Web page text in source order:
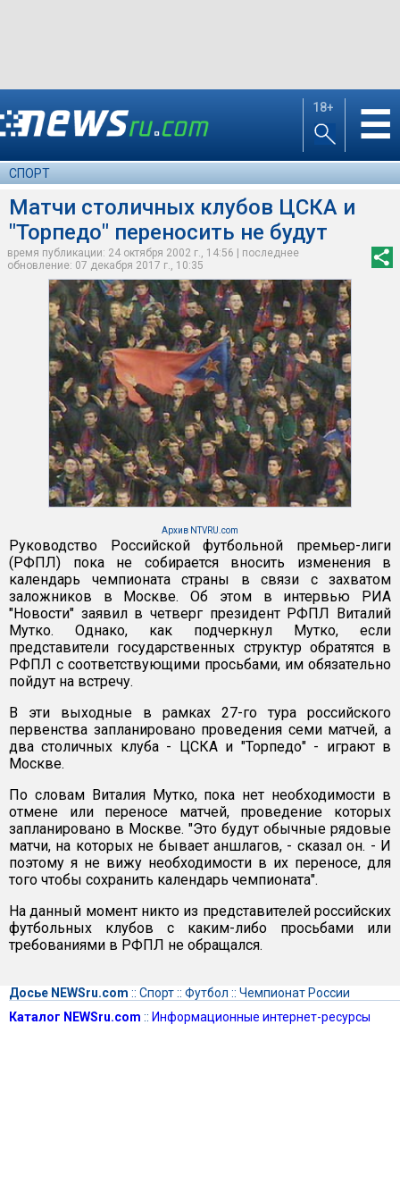
18+ ☰
СПОРТ
Матчи столичных клубов ЦСКА и
"Торпедо" переносить не будут
время публикации: 24 октября 2002 г., 14:56 | последнее
обновление: 07 декабря 2017 г., 10:35
Архив NTVRU.com
Руководство Российской футбольной премьер-лиги
(РФПЛ) пока не собирается вносить изменения в
календарь чемпионата страны в связи с захватом
заложников в Москве. Об этом в интервью РИА
"Новости" заявил в четверг президент РФПЛ Виталий
Мутко. Однако, как подчеркнул Мутко, если
представители государственных структур обратятся в
РФПЛ с соответствующими просьбами, им обязательно
пойдут на встречу.
В эти выходные в рамках 27-го тура российского
первенства запланировано проведения семи матчей, а
два столичных клуба - ЦСКА и "Торпедо" - играют в
Москве.
По словам Виталия Мутко, пока нет необходимости в
отмене или переносе матчей, проведение которых
запланировано в Москве. "Это будут обычные рядовые
матчи, на которых не бывает аншлагов, - сказал он. - И
поэтому я не вижу необходимости в их переносе, для
того чтобы сохранить календарь чемпионата".
На данный момент никто из представителей российских
футбольных клубов с каким-либо просьбами или
требованиями в РФПЛ не обращался.
Досье NEWSru.com :: Спорт:: Футбол :: Чемпионат России
Каталог NEWSru.com :: Информационные интернет-ресурсы